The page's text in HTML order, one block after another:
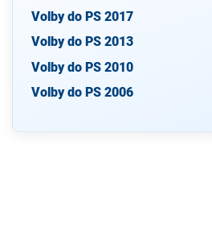
Volby do PS 2017
Volby do PS 2013
Volby do PS 2010
Volby do PS 2006